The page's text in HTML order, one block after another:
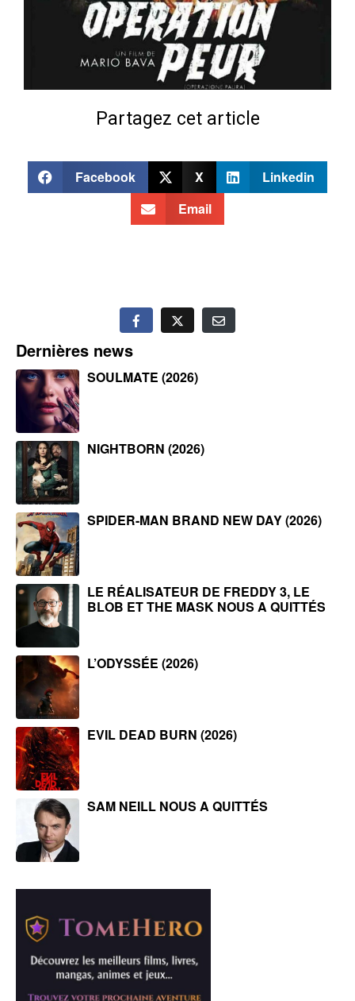
Partagez cet article
Facebook X
Linkedin
Email
Dernières news
SOULMATE (2026)
NIGHTBORN (2026)
SPIDER-MAN BRAND NEW DAY (2026)
LE RÉALISATEUR DE FREDDY 3, LE
BLOB ET THE MASK NOUS A QUITTÉS
L’ODYSSÉE (2026)
EVIL DEAD BURN (2026)
SAM NEILL NOUS A QUITTÉS